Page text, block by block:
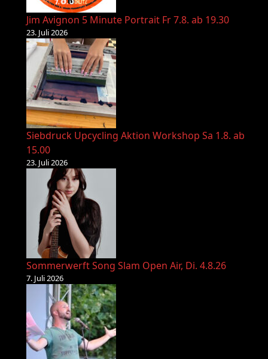
Jim Avignon 5 Minute Portrait Fr 7.8. ab 19.30
23. Juli 2026
Siebdruck Upcycling Aktion Workshop Sa 1.8. ab
15.00
23. Juli 2026
Sommerwerft Song Slam Open Air, Di. 4.8.26
7. Juli 2026